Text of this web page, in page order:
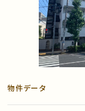
物件データ